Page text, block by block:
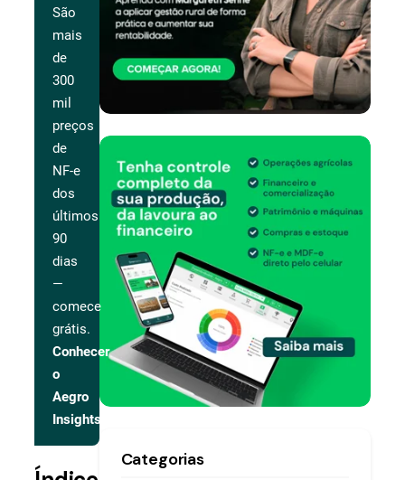
São
mais
de
300
mil
preços
de
NF-e
dos
últimos
90
dias
—
comece
grátis.
Conhecer
o
Aegro
Insights
Categorias